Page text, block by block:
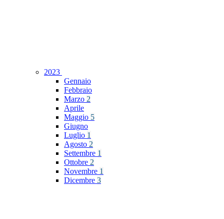
2023
Gennaio
Febbraio
Marzo 2
Aprile
Maggio 5
Giugno
Luglio 1
Agosto 2
Settembre 1
Ottobre 2
Novembre 1
Dicembre 3